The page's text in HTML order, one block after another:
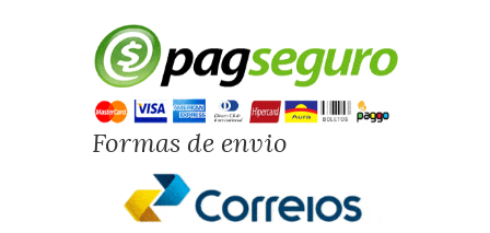
Formas de envio